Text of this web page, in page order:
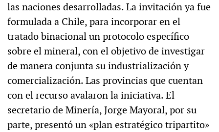
las naciones desarrolladas. La invitación ya fue
formulada a Chile, para incorporar en el
tratado binacional un protocolo específico
sobre el mineral, con el objetivo de investigar
de manera conjunta su industrialización y
comercialización. Las provincias que cuentan
con el recurso avalaron la iniciativa. El
secretario de Minería, Jorge Mayoral, por su
parte, presentó un «plan estratégico tripartito»